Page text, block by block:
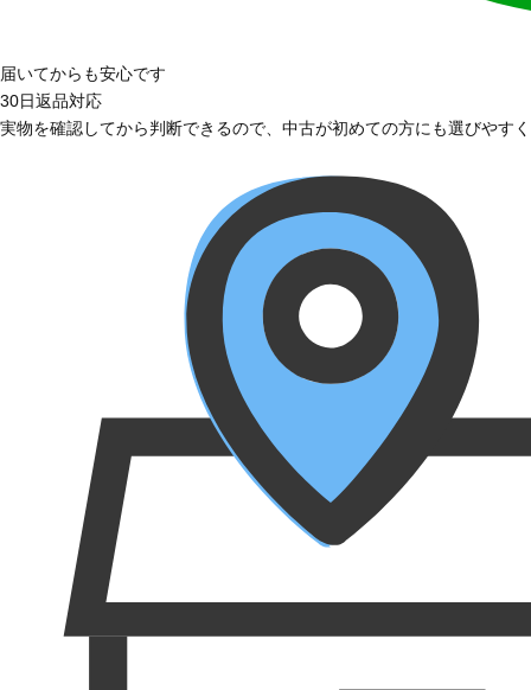
届いてからも安心です
30日返品対応
実物を確認してから判断できるので、中古が初めての方にも選びやす